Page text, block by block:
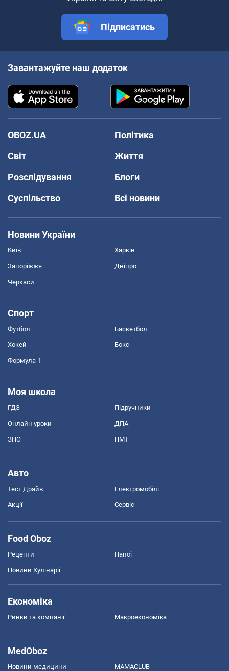
Підписатись
Завантажуйте наш додаток
OBOZ.UA
Політика
Світ
Життя
Розслідування
Блоги
Суспільство
Всі новини
Новини України
Київ Харків
Запоріжжя Дніпро
Черкаси
Спорт
Футбол Баскетбол
Хокей Бокс
Формула-1
Моя школа
ГДЗ Підручники
Онлайн уроки ДПА
ЗНО НМТ
Авто
Тест Драйв Електромобілі
Акції Сервіс
Food Oboz
Рецепти Напої
Новини Кулінарії
Економіка
Ринки та компанії Макроекономіка
MedOboz
Новини медицини MAMACLUB